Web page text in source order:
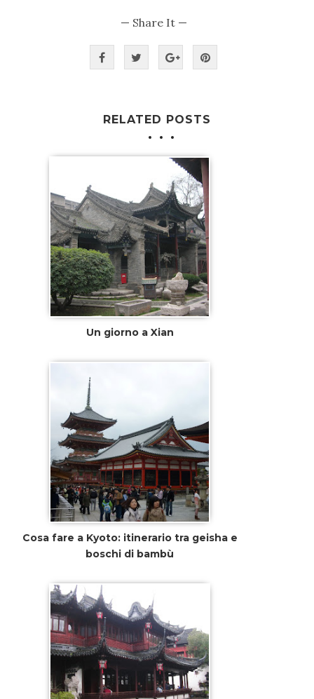
— Share It —
RELATED POSTS
Un giorno a Xian
Cosa fare a Kyoto: itinerario tra geisha e
boschi di bambù